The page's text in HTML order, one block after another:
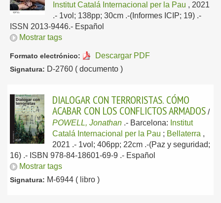
Institut Catalá Internacional per la Pau , 2021
.- 1vol; 138pp; 30cm .-(Informes ICIP; 19) .-
ISSN 2013-9446.- Español
Mostrar tags
Formato electrónico: Descargar PDF
Signatura: D-2760 ( documento )
DIALOGAR CON TERRORISTAS. CÓMO
ACABAR CON LOS CONFLICTOS ARMADOS /
POWELL, Jonathan .- Barcelona: Institut
Catalá Internacional per la Pau ; Bellaterra ,
2021 .- 1vol; 406pp; 22cm .-(Paz y seguridad;
16) .- ISBN 978-84-18601-69-9 .- Español
Mostrar tags
Signatura: M-6944 ( libro )